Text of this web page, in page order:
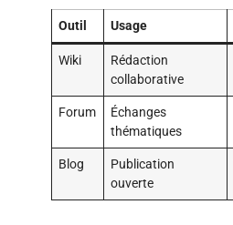
Outil Usage
Wiki
Rédaction
collaborative
Forum
Échanges
thématiques
Blog
Publication
ouverte